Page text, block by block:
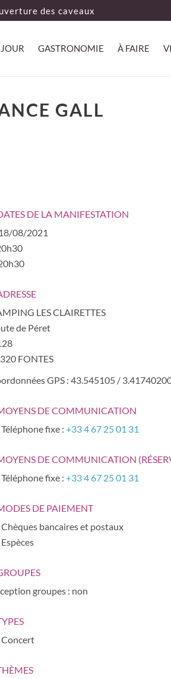
GALL
DE LA MANIFESTATION
08/2021
LES CLAIRETTES
de Péret
FONTES
GPS : 43.545105 /
DE COMMUNICATION
Téléphone fixe : +33 4 67 25 01 31
DE COMMUNICATION
Téléphone fixe : +33 4 67 25 01 31
DE PAIEMENT
Chèques bancaires et postaux
Espèces
groupes : non
Concert
des caveaux
GASTRONOMIE À FAIRE